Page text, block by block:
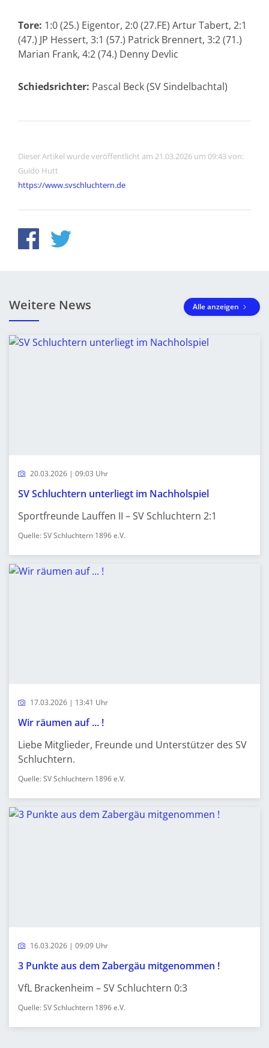
Tore: 1:0 (25.) Eigentor, 2:0 (27.FE) Artur Tabert, 2:1
(47.) JP Hessert, 3:1 (57.) Patrick Brennert, 3:2 (71.)
Marian Frank, 4:2 (74.) Denny Devlic
Schiedsrichter: Pascal Beck (SV Sindelbachtal)
Dieser Artikel wurde veröffentlicht am 21.03.2026 um 09:43 von:
Guido Hutt
https://www.svschluchtern.de
Weitere News Alle anzeigen
20.03.2026 | 09:03 Uhr
SV Schluchtern unterliegt im Nachholspiel
Sportfreunde Lauffen II – SV Schluchtern 2:1
Quelle: SV Schluchtern 1896 e.V.
17.03.2026 | 13:41 Uhr
Wir räumen auf ... !
Liebe Mitglieder, Freunde und Unterstützer des SV
Schluchtern.
Quelle: SV Schluchtern 1896 e.V.
16.03.2026 | 09:09 Uhr
3 Punkte aus dem Zabergäu mitgenommen !
VfL Brackenheim – SV Schluchtern 0:3
Quelle: SV Schluchtern 1896 e.V.